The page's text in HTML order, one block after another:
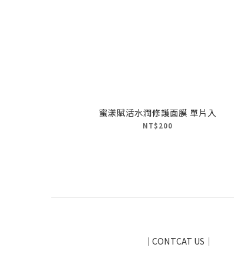
蜜漾賦活水潤修護面膜 單片入
NT$200
｜CONTCAT US｜